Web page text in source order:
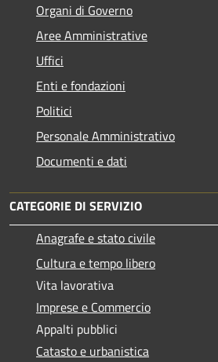
Organi di Governo
Aree Amministrative
Uffici
Enti e fondazioni
Politici
Personale Amministrativo
Documenti e dati
CATEGORIE DI SERVIZIO
Anagrafe e stato civile
Cultura e tempo libero
Vita lavorativa
Imprese e Commercio
Appalti pubblici
Catasto e urbanistica